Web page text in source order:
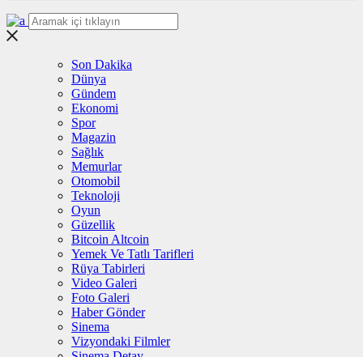
Son Dakika
Dünya
Gündem
Ekonomi
Spor
Magazin
Sağlık
Memurlar
Otomobil
Teknoloji
Oyun
Güzellik
Bitcoin Altcoin
Yemek Ve Tatlı Tarifleri
Rüya Tabirleri
Video Galeri
Foto Galeri
Haber Gönder
Sinema
Vizyondaki Filmler